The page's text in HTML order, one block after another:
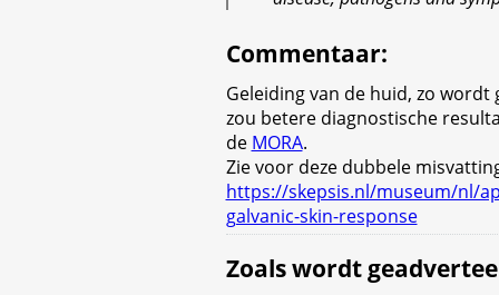
Commentaar:
Geleiding van de huid, zo wordt
zou betere diagnostische
de MORA.
Zie voor deze dubbele
https://skepsis.nl/museum/nl/
galvanic-skin-response
Zoals wordt